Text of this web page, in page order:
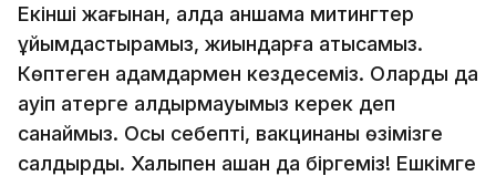
Екінші жағынан, алда қаншама митингтер
ұйымдастырамыз, жиындарға қатысамыз.
Көптеген адамдармен кездесеміз. Оларды да
қауіп қатерге қалдырмауымыз керек деп
санаймыз. Осы себепті, вакцинаны өзімізге
салдырдық. Халықпен қашан да біргеміз! Ешкімге